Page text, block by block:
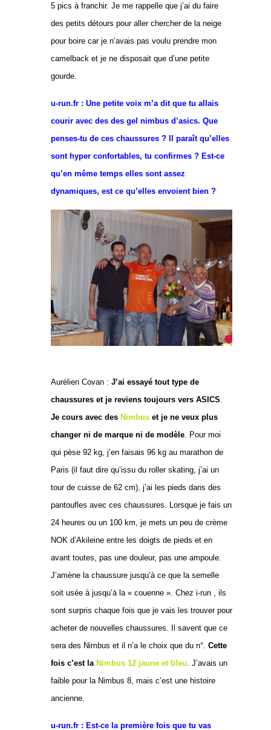
5 pics à franchir. Je me rappelle que j’ai du faire
des petits détours pour aller chercher de la neige
pour boire car je n’avais pas voulu prendre mon
camelback et je ne disposait que d’une petite
gourde.
u-run.fr : Une petite voix m’a dit que tu allais
courir avec des des gel nimbus d’asics. Que
penses-tu de ces chaussures ? Il paraît qu’elles
sont hyper confortables, tu confirmes ? Est-ce
qu’en même temps elles sont assez
dynamiques, est ce qu’elles envoient bien ?
Aurélien Covan : J’ai essayé tout type de
chaussures et je reviens toujours vers ASICS
Je cours avec des Nimbus et je ne veux plus
changer ni de marque ni de modèle . Pour moi
qui pèse 92 kg, j’en faisais 96 kg au marathon de
Paris (il faut dire qu’issu du roller skating, j’ai un
tour de cuisse de 62 cm), j’ai les pieds dans des
pantoufles avec ces chaussures. Lorsque je fais un
24 heures ou un 100 km, je mets un peu de crème
NOK d’Akileine entre les doigts de pieds et en
avant toutes, pas une douleur, pas une ampoule.
J’amène la chaussure jusqu’à ce que la semelle
soit usée à jusqu’à la « couenne ». Chez i-run , ils
sont surpris chaque fois que je vais les trouver pour
acheter de nouvelles chaussures. Il savent que ce
sera des Nimbus et il n’a le choix que du n°. Cette
fois c’est la Nimbus 12 jaune et bleu . J’avais un
faible pour la Nimbus 8, mais c’est une histoire
ancienne.
u-run.fr : Est-ce la première fois que tu vas